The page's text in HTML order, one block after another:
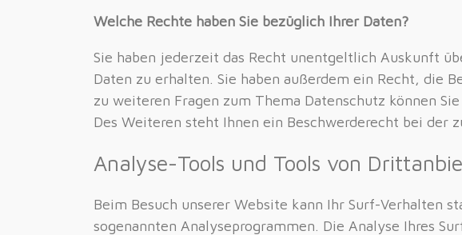
Welche Rechte haben Sie bezüglich Ihrer Daten?
Sie haben jederzeit das Recht unentgeltlich Auskunft
Daten zu erhalten. Sie haben außerdem ein Recht, die
zu weiteren Fragen zum Thema Datenschutz können
Des Weiteren steht Ihnen ein Beschwerderecht bei der
Analyse-Tools und Tools von
Beim Besuch unserer Website kann Ihr Surf-Verhalten
sogenannten Analyseprogrammen. Die Analyse Ihres